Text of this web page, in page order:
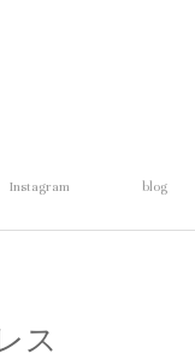
Instagram blog
ス